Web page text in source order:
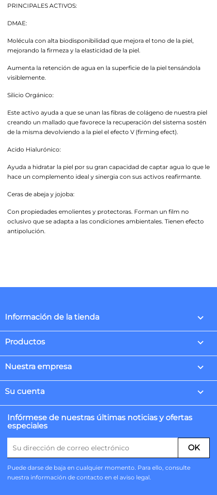
PRINCIPALES ACTIVOS:
DMAE:
Molécula con alta biodisponibilidad que mejora el tono de la piel,
mejorando la firmeza y la elasticidad de la piel.
Aumenta la retención de agua en la superficie de la piel tensándola
visiblemente.
Silicio Orgánico:
Este activo ayuda a que se unan las fibras de colágeno de nuestra piel
creando un mallado que favorece la recuperación del sistema sostén
de la misma devolviendo a la piel el efecto V (firming efect).
Acido Hialurónico:
Ayuda a hidratar la piel por su gran capacidad de captar agua lo que le
hace un complemento ideal y sinergia con sus activos reafirmante.
Ceras de abeja y jojoba:
Con propiedades emolientes y protectoras. Forman un film no
oclusivo que se adapta a las condiciones ambientales. Tienen efecto
antipolución.
Información de la tienda keyboard_arrow_down
Productos 
Nuestra empresa 
Su cuenta 
Infórmese de nuestras últimas noticias y ofertas
especiales
Puede darse de baja en cualquier momento. Para ello, consulte
nuestra información de contacto en el aviso legal.